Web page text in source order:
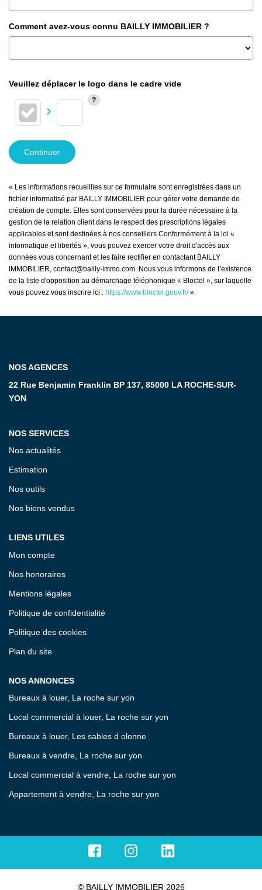
Comment avez-vous connu BAILLY IMMOBILIER ?
Veuillez déplacer le logo dans le cadre vide
Continuer
« Les informations recueillies sur ce formulaire sont enregistrées dans un
fichier informatisé par BAILLY IMMOBILIER pour gérer votre demande de
création de compte. Elles sont conservées pour la durée nécessaire à la
gestion de la relation client dans le respect des prescriptions légales
applicables et sont destinées à nos conseillers Conformément à la loi «
informatique et libertés », vous pouvez exercer votre droit d'accès aux
données vous concernant et les faire rectifier en contactant BAILLY
IMMOBILIER, contact@bailly-immo.com. Nous vous informons de l’existence
de la liste d'opposition au démarchage téléphonique « Bloctel », sur laquelle
vous pouvez vous inscrire ici : https://www.bloctel.gouv.fr/»
NOS AGENCES
22 Rue Benjamin Franklin BP 137, 85000 LA ROCHE-SUR-
YON
NOS SERVICES
Nos actualités
Estimation
Nos outils
Nos biens vendus
LIENS UTILES
Mon compte
Nos honoraires
Mentions légales
Politique de confidentialité
Politique des cookies
Plan du site
NOS ANNONCES
Bureaux à louer, La roche sur yon
Local commercial à louer, La roche sur yon
Bureaux à louer, Les sables d olonne
Bureaux à vendre, La roche sur yon
Local commercial à vendre, La roche sur yon
Appartement à vendre, La roche sur yon
© BAILLY IMMOBILIER 2026